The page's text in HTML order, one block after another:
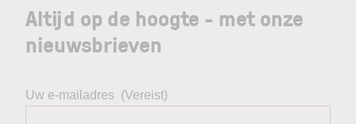
Altijd op de hoogte - met onze
nieuwsbrieven
Uw e-mailadres (Vereist)